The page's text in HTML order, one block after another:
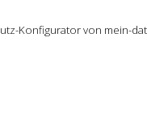
Konfigurator von mein-